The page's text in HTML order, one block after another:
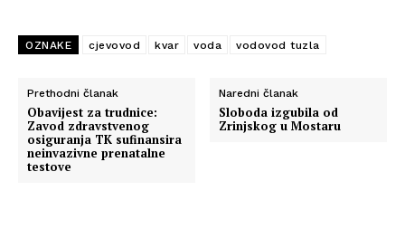
OZNAKE cjevovod kvar voda vodovod tuzla
Prethodni članak
Obavijest za trudnice:
Zavod zdravstvenog
osiguranja TK sufinansira
neinvazivne prenatalne
testove
Naredni članak
Sloboda izgubila od
Zrinjskog u Mostaru